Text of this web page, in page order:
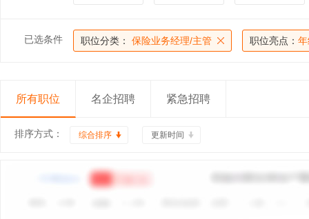
已选条件 职位分类： 保险业务经理/主管 职位亮点：
所有职位 名企招聘 紧急招聘
排序方式： 综合排序 更新时间